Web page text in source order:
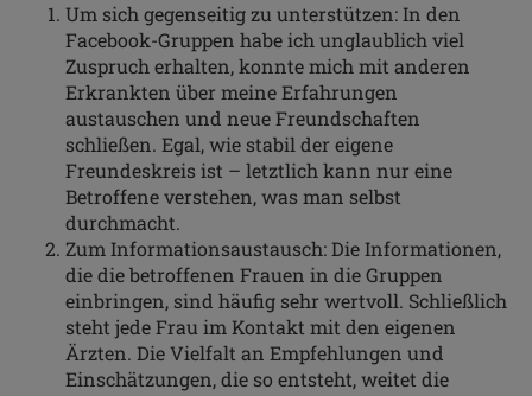
Um sich gegenseitig zu unterstützen: In den
Facebook-Gruppen habe ich unglaublich viel
Zuspruch erhalten, konnte mich mit anderen
Erkrankten über meine Erfahrungen
austauschen und neue Freundschaften
schließen. Egal, wie stabil der eigene
Freundeskreis ist – letztlich kann nur eine
Betroffene verstehen, was man selbst
durchmacht.
Zum Informationsaustausch: Die Informationen,
die die betroffenen Frauen in die Gruppen
einbringen, sind häufig sehr wertvoll. Schließlich
steht jede Frau im Kontakt mit den eigenen
Ärzten. Die Vielfalt an Empfehlungen und
Einschätzungen, die so entsteht, weitet die